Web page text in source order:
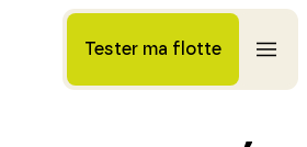
Tester ma flotte